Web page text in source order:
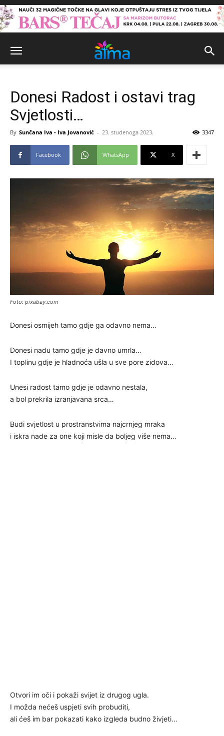
Donesi Radost i ostavi trag
Svjetlosti…
By Sunčana Iva - Iva Jovanović - 23. studenoga 2023. 3347
Facebook WhatsApp X
Foto: pixabay.com
Donesi osmijeh tamo gdje ga odavno nema…
Donesi nadu tamo gdje je davno umrla…
I toplinu gdje je hladnoća ušla u sve pore zidova…
Unesi radost tamo gdje je odavno nestala,
a bol prekrila izranjavana srca…
Budi svjetlost u prostranstvima najcrnjeg mraka
i iskra nade za one koji misle da boljeg više nema…
Otvori im oči i pokaži svijet iz drugog ugla.
I možda nećeš uspjeti svih probuditi,
ali ćeš im bar pokazati kako izgleda budno živjeti…